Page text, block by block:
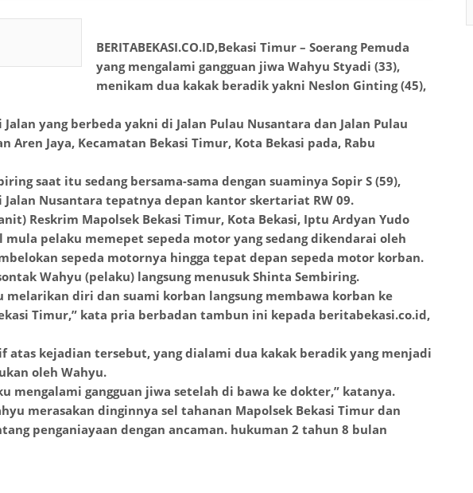
BERITABEKASI.CO.ID,Bekasi Timur – Soerang Pemuda
yang mengalami gangguan jiwa Wahyu Styadi (33),
menikam dua kakak beradik yakni Neslon Ginting (45),
yang berbeda yakni di Jalan Pulau Nusantara dan Jalan Pulau
Aren Jaya, Kecamatan Bekasi Timur, Kota Bekasi pada, Rabu
saat itu sedang bersama-sama dengan suaminya Sopir S (59),
Nusantara tepatnya depan kantor skertariat RW 09.
Reskrim Mapolsek Bekasi Timur, Kota Bekasi, Iptu Ardyan Yudo
mula pelaku memepet sepeda motor yang sedang dikendarai oleh
sepeda motornya hingga tepat depan sepeda motor korban.
Wahyu (pelaku) langsung menusuk Shinta Sembiring.
melarikan diri dan suami korban langsung membawa korban ke
Timur,” kata pria berbadan tambun ini kepada beritabekasi.co.id,
atas kejadian tersebut, yang dialami dua kakak beradik yang menjadi
oleh Wahyu.
mengalami gangguan jiwa setelah di bawa ke dokter,” katanya.
merasakan dinginnya sel tahanan Mapolsek Bekasi Timur dan
penganiayaan dengan ancaman. hukuman 2 tahun 8 bulan